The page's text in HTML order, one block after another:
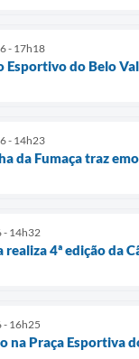
- 17h18
Esportivo do Belo
- 14h23
da Fumaça traz
- 14h32
realiza 4ª edição da
- 16h25
na Praça Esportiva